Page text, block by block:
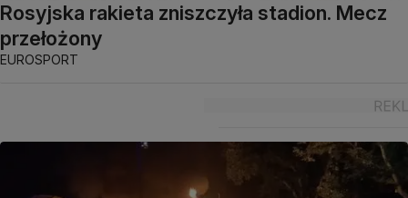
Rosyjska rakieta zniszczyła stadion. Mecz
przełożony
EUROSPORT